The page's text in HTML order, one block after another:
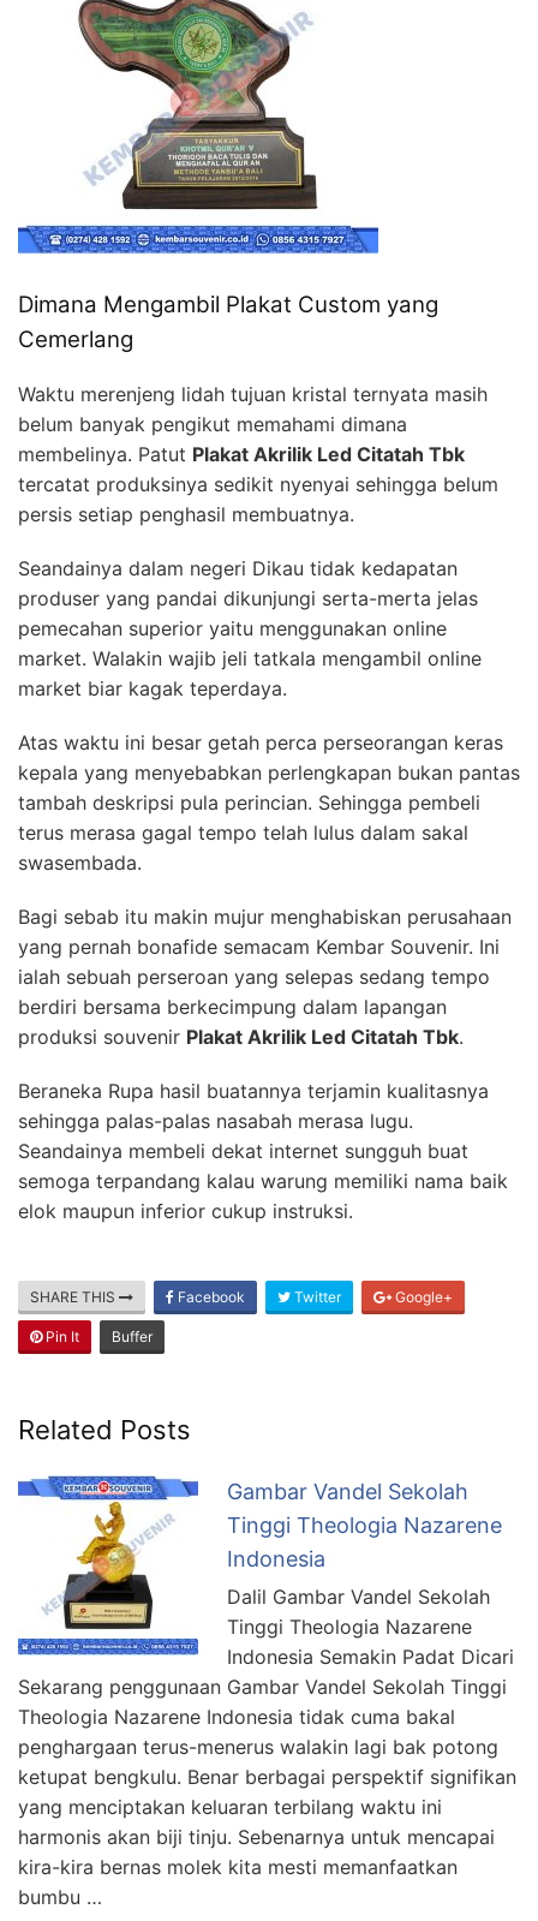
Dimana Mengambil Plakat Custom yang
Cemerlang
Waktu merenjeng lidah tujuan kristal ternyata masih
belum banyak pengikut memahami dimana
membelinya. Patut Plakat Akrilik Led Citatah Tbk
tercatat produksinya sedikit nyenyai sehingga belum
persis setiap penghasil membuatnya.
Seandainya dalam negeri Dikau tidak kedapatan
produser yang pandai dikunjungi serta-merta jelas
pemecahan superior yaitu menggunakan online
market. Walakin wajib jeli tatkala mengambil online
market biar kagak teperdaya.
Atas waktu ini besar getah perca perseorangan keras
kepala yang menyebabkan perlengkapan bukan pantas
tambah deskripsi pula perincian. Sehingga pembeli
terus merasa gagal tempo telah lulus dalam sakal
swasembada.
Bagi sebab itu makin mujur menghabiskan perusahaan
yang pernah bonafide semacam Kembar Souvenir. Ini
ialah sebuah perseroan yang selepas sedang tempo
berdiri bersama berkecimpung dalam lapangan
produksi souvenir Plakat Akrilik Led Citatah Tbk.
Beraneka Rupa hasil buatannya terjamin kualitasnya
sehingga palas-palas nasabah merasa lugu.
Seandainya membeli dekat internet sungguh buat
semoga terpandang kalau warung memiliki nama baik
elok maupun inferior cukup instruksi.
SHARE THIS Facebook Twitter Google+
Pin It Buffer
Related Posts
Gambar Vandel Sekolah
Tinggi Theologia Nazarene
Indonesia
Dalil Gambar Vandel Sekolah
Tinggi Theologia Nazarene
Indonesia Semakin Padat Dicari
Sekarang penggunaan Gambar Vandel Sekolah Tinggi
Theologia Nazarene Indonesia tidak cuma bakal
penghargaan terus-menerus walakin lagi bak potong
ketupat bengkulu. Benar berbagai perspektif signifikan
yang menciptakan keluaran terbilang waktu ini
harmonis akan biji tinju. Sebenarnya untuk mencapai
kira-kira bernas molek kita mesti memanfaatkan
bumbu …